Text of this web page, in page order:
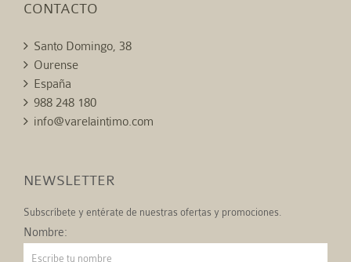
CONTACTO
Santo Domingo, 38
Ourense
España
988 248 180
info@varelaintimo.com
NEWSLETTER
Subscríbete y entérate de nuestras ofertas y promociones.
Nombre: